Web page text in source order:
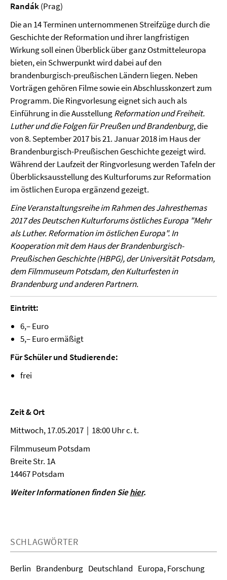
Randák(Prag)
Die an 14 Terminen unternommenen Streifzüge durch die
Geschichte der Reformation und ihrer langfristigen
Wirkung soll einen Überblick über ganz Ostmitteleuropa
bieten, ein Schwerpunkt wird dabei auf den
brandenburgisch-preußischen Ländern liegen. Neben
Vorträgen gehören Filme sowie ein Abschlusskonzert zum
Programm. Die Ringvorlesung eignet sich auch als
Einführung in die AusstellungReformation und Freiheit.
Luther und die Folgen für Preußen und Brandenburg, die
von 8. September 2017 bis 21. Januar 2018 im Haus der
Brandenburgisch-Preußischen Geschichte gezeigt wird.
Während der Laufzeit der Ringvorlesung werden Tafeln der
Überblicksausstellung des Kulturforums zur Reformation
im östlichen Europa ergänzend gezeigt.
Eine Veranstaltungsreihe im Rahmen des Jahresthemas
2017 des Deutschen Kulturforums östliches Europa "Mehr
als Luther. Reformation im östlichen Europa". In
Kooperation mit dem Haus der Brandenburgisch-
Preußischen Geschichte (HBPG), der Universität Potsdam,
dem Filmmuseum Potsdam, den Kulturfesten in
Brandenburg und anderen Partnern.
Eintritt:
6,– Euro
5,– Euro ermäßigt
Für Schüler und Studierende:
frei
Zeit & Ort
Mittwoch, 17.05.2017 | 18:00 Uhr c. t.
Filmmuseum Potsdam
Breite Str. 1A
14467 Potsdam
Weiter Informationen finden Siehier.
SCHLAGWÖRTER
Berlin Brandenburg Deutschland Europa, Forschung